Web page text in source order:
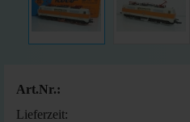
Art.Nr.:
Lieferzeit: